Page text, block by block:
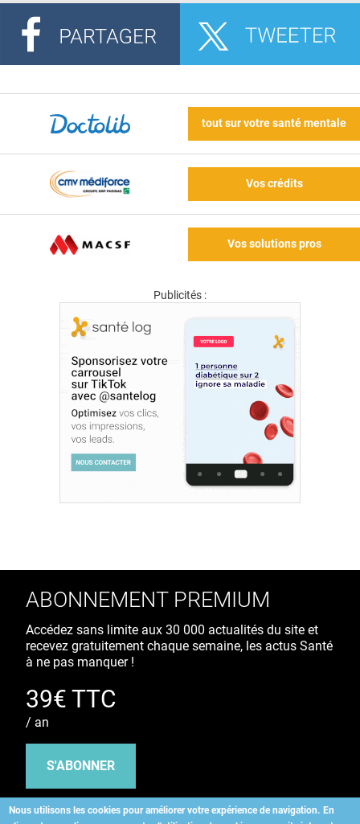
tout sur votre santé mentale
Vos crédits
Vos solutions pros
Publicités :
Nous utilisons les cookies pour améliorer votre expérience de navigation. En
ABONNEMENT PREMIUM
Accédez sans limite aux 30 000 actualités du site et
recevez gratuitement chaque semaine, les actus Santé
à ne pas manquer !
39€ TTC
/ an
S'ABONNER